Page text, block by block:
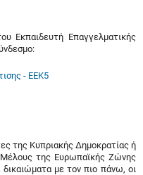
Εκπαιδευτή Επαγγελματικής
- ΕΕΚ5
της Κυπριακής Δημοκρατίας ή
της Ευρωπαϊκής Ζώνης
με τον πιο πάνω, οι